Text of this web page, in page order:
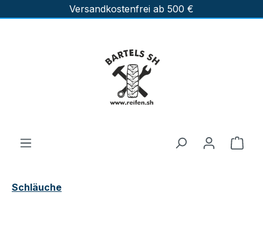
Zum Hauptinhalt springenVersandkostenfrei ab 500 €
Schläuche